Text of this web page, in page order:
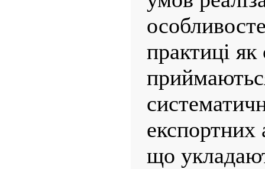
практиці як
експортних
що